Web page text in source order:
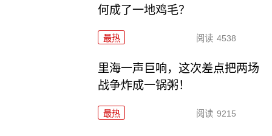
何成了一地鸡毛？
最热 阅读 4538
里海一声巨响，这次差点把两场
战争炸成一锅粥！
最热 阅读 9215